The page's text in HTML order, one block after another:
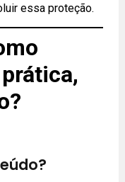
essa proteção.